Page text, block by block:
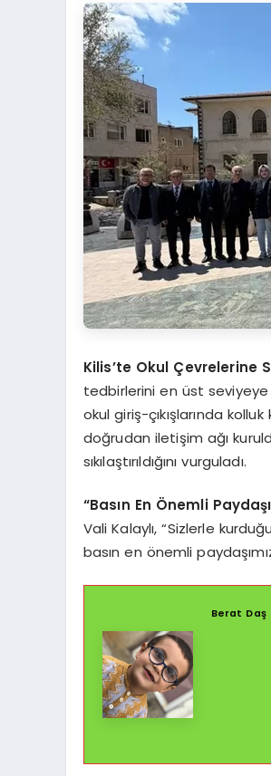
Kilis’te Okul Çevrelerine
tedbirlerini en üst seviyeye
okul giriş-çıkışlarında
doğrudan iletişim ağı
sıkılaştırıldığını vurguladı.
“Basın En Önemli
Vali Kalaylı, “Sizlerle
basın en önemli
Berat Daş